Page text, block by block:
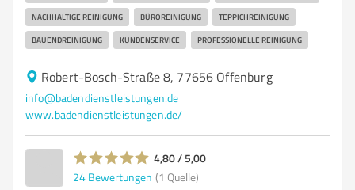
NACHHALTIGE REINIGUNG BÜROREINIGUNG TEPPICHREINIGUNG
BAUENDREINIGUNG KUNDENSERVICE PROFESSIONELLE REINIGUNG
Robert-Bosch-Straße 8, 77656 Offenburg
info@badendienstleistungen.de
www.badendienstleistungen.de/
4,80 / 5,00
24 Bewertungen (1 Quelle)